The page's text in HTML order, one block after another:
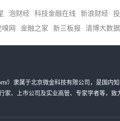
泡财经 科技金融在线 新浪财经
嗅网 金融之家 新三板报 清博大数据
）隶属于北京微金科技有限公司，是国内
家、上市公司及实业高管、专家学者等，